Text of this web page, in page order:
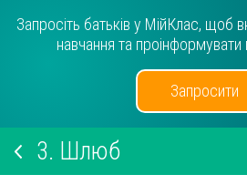
Запросіть батьків у МійКлас, щоб
навчання та проінформувати
Запросити
3. Шлюб